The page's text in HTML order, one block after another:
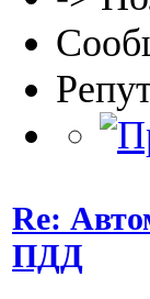
Re:
ПДД